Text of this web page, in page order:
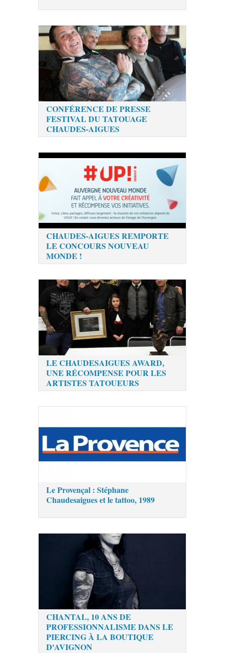
CONFÉRENCE DE PRESSE
FESTIVAL DU TATOUAGE
CHAUDES-AIGUES
CHAUDES-AIGUES REMPORTE
LE CONCOURS NOUVEAU
MONDE !
LE CHAUDESAIGUES AWARD,
UNE RÉCOMPENSE POUR LES
ARTISTES TATOUEURS
Le Provençal : Stéphane
Chaudesaigues et le tattoo, 1989
CHANTAL, 10 ANS DE
PROFESSIONNALISME DANS LE
PIERCING À LA BOUTIQUE
D'AVIGNON